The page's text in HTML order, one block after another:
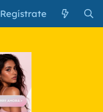
Regístrate